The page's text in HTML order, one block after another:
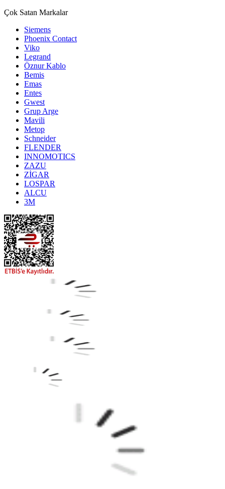
Çok Satan Markalar
Siemens
Phoenix Contact
Viko
Legrand
Öznur Kablo
Bemis
Emas
Entes
Gwest
Grup Arge
Mavili
Metop
Schneider
FLENDER
INNOMOTICS
ZAZU
ZİGAR
LOSPAR
ALCU
3M